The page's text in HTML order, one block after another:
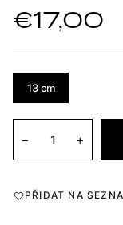
€17,00
13 cm
− +
PŘIDAT NA